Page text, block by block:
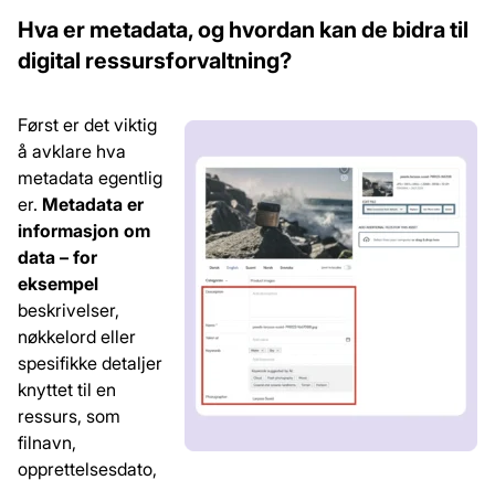
Hva er metadata, og hvordan kan de bidra til
digital ressursforvaltning?
Først er det viktig
å avklare hva
metadata egentlig
er. Metadata er
informasjon om
data – for
eksempel
beskrivelser,
nøkkelord eller
spesifikke detaljer
knyttet til en
ressurs, som
filnavn,
opprettelsesdato,